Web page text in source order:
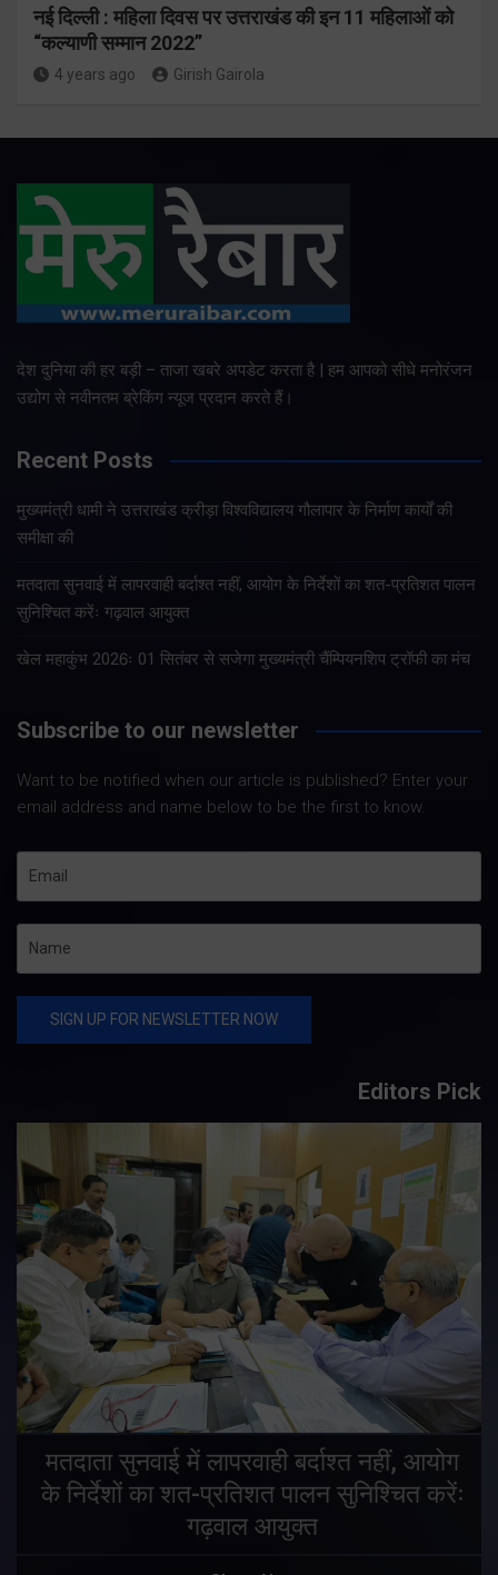
नई दिल्ली : महिला दिवस पर उत्तराखंड की इन 11 महिलाओं को
“कल्याणी सम्मान 2022”
4 years ago Girish Gairola
देश दुनिया की हर बड़ी – ताजा खबरे अपडेट करता है | हम आपको सीधे मनोरंजन
उद्योग से नवीनतम ब्रेकिंग न्यूज प्रदान करते हैं।
Recent Posts
मुख्यमंत्री धामी ने उत्तराखंड क्रीड़ा विश्वविद्यालय गौलापार के निर्माण कार्यों की
समीक्षा की
मतदाता सुनवाई में लापरवाही बर्दाश्त नहीं, आयोग के निर्देशों का शत-प्रतिशत पालन
सुनिश्चित करेंः गढ़वाल आयुक्त
खेल महाकुंभ 2026ः 01 सितंबर से सजेगा मुख्यमंत्री चैंम्पियनशिप ट्रॉफी का मंच
Subscribe to our newsletter
Want to be notified when our article is published? Enter your
email address and name below to be the first to know.
Editors Pick
मतदाता सुनवाई में लापरवाही बर्दाश्त नहीं, आयोग
के निर्देशों का शत-प्रतिशत पालन सुनिश्चित करेंः
गढ़वाल आयुक्त